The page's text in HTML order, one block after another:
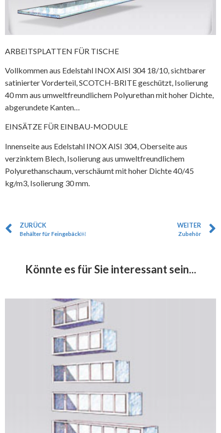
ARBEITSPLATTEN FÜR TISCHE
Vollkommen aus Edelstahl INOX AISI 304 18/10, sichtbarer
satinierter Vorderteil, SCOTCH-BRITE geschützt, Isolierung
40 mm aus umweltfreundlichem Polyurethan mit hoher Dichte,
abgerundete Kanten…
EINSÄTZE FÜR EINBAU-MODULE
Innenseite aus Edelstahl INOX AISI 304, Oberseite aus
verzinktem Blech, Isolierung aus umweltfreundlichem
Polyurethanschaum, verschäumt mit hoher Dichte 40/45
kg/m3, Isolierung 30 mm.
ZURÜCK
Behälter für Feingebäck￼
WEITER
Zubehör
Könnte es für Sie interessant sein...